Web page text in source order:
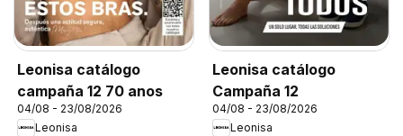
Leonisa catálogo
campaña 12 70 anos
04/08 - 23/08/2026
Leonisa
Leonisa catálogo
Campaña 12
04/08 - 23/08/2026
Leonisa